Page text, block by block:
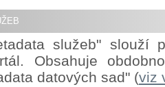
služeb" slouží
Obsahuje
datových sad" (viz